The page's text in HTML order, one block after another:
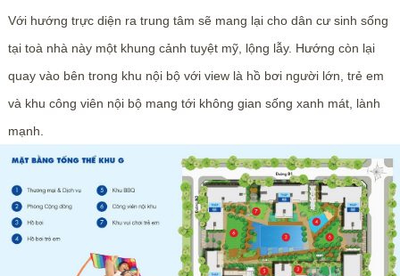
Với hướng trực diện ra trung tâm sẽ mang lại cho dân cư sinh sống
tại toà nhà này một khung cảnh tuyệt mỹ, lộng lẫy. Hướng còn lại
quay vào bên trong khu nội bộ với view là hồ bơi người lớn, trẻ em
và khu công viên nội bộ mang tới không gian sống xanh mát, lành
mạnh.